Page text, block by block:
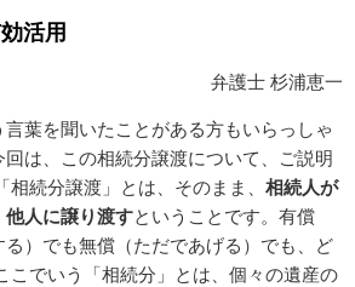
活用
弁護士 杉浦恵一
言葉を聞いたことがある方もいらっしゃ
は、この相続分譲渡について、ご説明
相続分譲渡」とは、そのまま、 相続人が
人に譲り渡すということです。有償
る）でも無償（ただであげる）でも、ど
こでいう「相続分」とは、個々の遺産の